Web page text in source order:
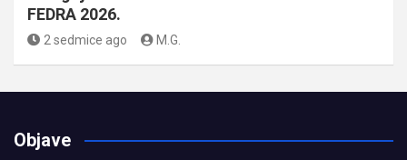
FEDRA 2026.
2 sedmice ago M.G.
Objave